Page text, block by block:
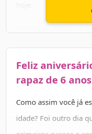
muuuuuito essa idade
alegrias. Tudo o que
Meus parabéns pelos
tesouro para a nossa
Feliz
rapaz de 6 anos
Como assim você já
idade? Foi outro dia